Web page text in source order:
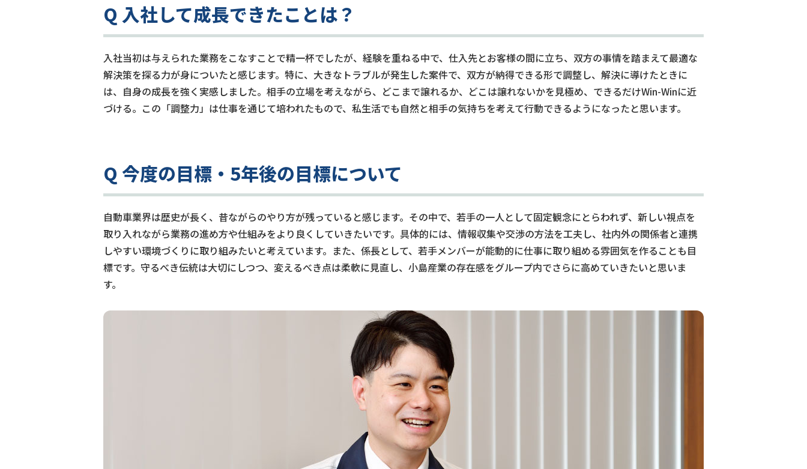
Q 入社して成長できたことは？
入社当初は与えられた業務をこなすことで精一杯でしたが、経験を重ねる中で、仕入先とお客様の間に立ち、双方の事情を踏まえて最適な
解決策を探る力が身についたと感じます。特に、大きなトラブルが発生した案件で、双方が納得できる形で調整し、解決に導けたときに
は、自身の成長を強く実感しました。相手の立場を考えながら、どこまで譲れるか、どこは譲れないかを見極め、できるだけWin-Winに近
づける。この「調整力」は仕事を通じて培われたもので、私生活でも自然と相手の気持ちを考えて行動できるようになったと思います。
Q 今度の目標・5年後の目標について
自動車業界は歴史が長く、昔ながらのやり方が残っていると感じます。その中で、若手の一人として固定観念にとらわれず、新しい視点を
取り入れながら業務の進め方や仕組みをより良くしていきたいです。具体的には、情報収集や交渉の方法を工夫し、社内外の関係者と連携
しやすい環境づくりに取り組みたいと考えています。また、係長として、若手メンバーが能動的に仕事に取り組める雰囲気を作ることも目
標です。守るべき伝統は大切にしつつ、変えるべき点は柔軟に見直し、小島産業の存在感をグループ内でさらに高めていきたいと思いま
す。